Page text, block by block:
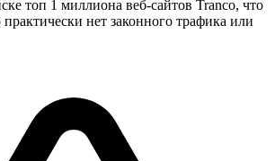
топ 1 миллиона веб-сайтов Tranco, что
практически нет законного трафика или